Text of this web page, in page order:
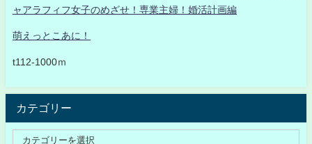
ャアラフィフ女子のめざせ！専業主婦！婚活計画編
萌えっとこあに！
t112-1000ｍ
カテゴリー